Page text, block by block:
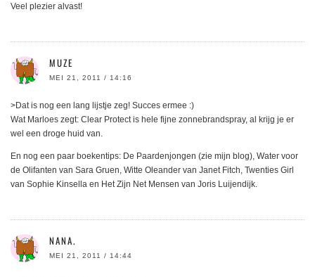
Veel plezier alvast!
MUZE
MEI 21, 2011 / 14:16
>Dat is nog een lang lijstje zeg! Succes ermee :)
Wat Marloes zegt: Clear Protect is hele fijne zonnebrandspray, al krijg je er
wel een droge huid van.
En nog een paar boekentips: De Paardenjongen (zie mijn blog), Water voor
de Olifanten van Sara Gruen, Witte Oleander van Janet Fitch, Twenties Girl
van Sophie Kinsella en Het Zijn Net Mensen van Joris Luijendijk.
NANA.
MEI 21, 2011 / 14:44